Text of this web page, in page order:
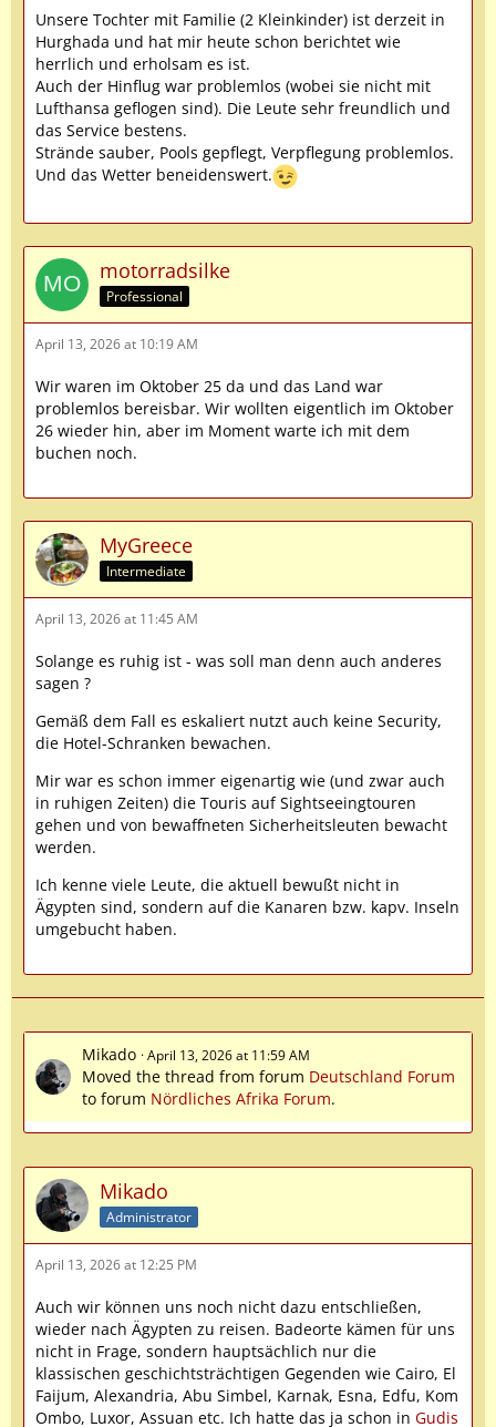
Unsere Tochter mit Familie (2 Kleinkinder) ist derzeit in
Hurghada und hat mir heute schon berichtet wie
herrlich und erholsam es ist.
Auch der Hinflug war problemlos (wobei sie nicht mit
Lufthansa geflogen sind). Die Leute sehr freundlich und
das Service bestens.
Strände sauber, Pools gepflegt, Verpflegung problemlos.
Und das Wetter beneidenswert.
motorradsilke
Professional
April 13, 2026 at 10:19 AM
Wir waren im Oktober 25 da und das Land war
problemlos bereisbar. Wir wollten eigentlich im Oktober
26 wieder hin, aber im Moment warte ich mit dem
buchen noch.
MyGreece
Intermediate
April 13, 2026 at 11:45 AM
Solange es ruhig ist - was soll man denn auch anderes
sagen ?
Gemäß dem Fall es eskaliert nutzt auch keine Security,
die Hotel-Schranken bewachen.
Mir war es schon immer eigenartig wie (und zwar auch
in ruhigen Zeiten) die Touris auf Sightseeingtouren
gehen und von bewaffneten Sicherheitsleuten bewacht
werden.
Ich kenne viele Leute, die aktuell bewußt nicht in
Ägypten sind, sondern auf die Kanaren bzw. kapv. Inseln
umgebucht haben.
Mikado April 13, 2026 at 11:59 AM
Moved the thread from forum Deutschland Forum
to forum Nördliches Afrika Forum.
Mikado
Administrator
April 13, 2026 at 12:25 PM
Auch wir können uns noch nicht dazu entschließen,
wieder nach Ägypten zu reisen. Badeorte kämen für uns
nicht in Frage, sondern hauptsächlich nur die
klassischen geschichtsträchtigen Gegenden wie Cairo, El
Faijum, Alexandria, Abu Simbel, Karnak, Esna, Edfu, Kom
Ombo, Luxor, Assuan etc. Ich hatte das ja schon in Gudis